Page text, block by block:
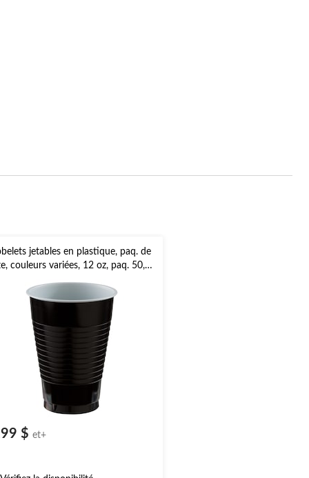
jetables en plastique, paq. de
couleurs variées, 12 oz, paq. 50,
réveillon/fête d'anniversaire
$ et+